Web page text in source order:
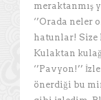
meraktanmış
‘’Orada neler
hatunlar! Size
Kulaktan
‘’Pavyon!’’
önerdiği bu